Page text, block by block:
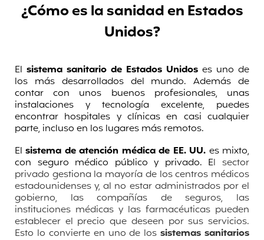
¿Cómo es la sanidad en Estados
Unidos?
El sistema sanitario de Estados Unidos es uno de
los más desarrollados del mundo. Además de
contar con unos buenos profesionales, unas
instalaciones y tecnología excelente, puedes
encontrar hospitales y clínicas en casi cualquier
parte, incluso en los lugares más remotos.
Elsistema de atención médica de EE. UU. es mixto,
con seguro médico público y privado. El sector
privado gestiona la mayoría de los centros médicos
estadounidenses y, al no estar administrados por el
gobierno, las compañías de seguros, las
instituciones médicas y las farmacéuticas pueden
establecer el precio que deseen por sus servicios.
Esto lo convierte en uno de lossistemas sanitarios